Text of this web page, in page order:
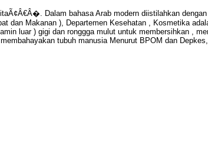
Dalam bahasa Arab modern diistilahkan
dan Makanan ), Departemen Kesehatan , Kosmetika
luar ) gigi dan ronggga mulut untuk membersihkan ,
tubuh manusia Menurut BPOM dan